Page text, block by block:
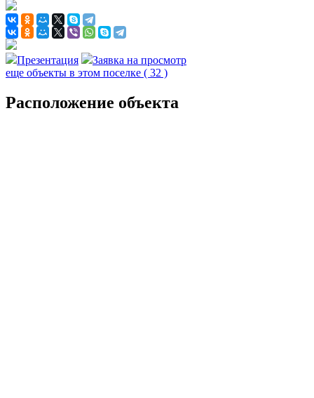
Презентация
Заявка на просмотр
еще объекты в этом поселке ( 32 )
Расположение объекта